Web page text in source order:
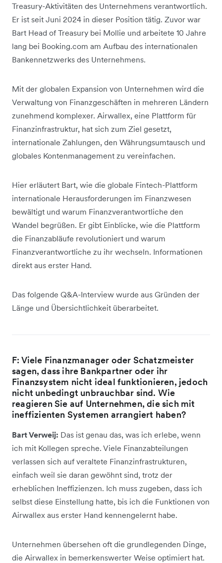
Treasury-Aktivitäten des Unternehmens verantwortlich.
Er ist seit Juni 2024 in dieser Position tätig. Zuvor war
Bart Head of Treasury bei Mollie und arbeitete 10 Jahre
lang bei Booking.com am Aufbau des internationalen
Bankennetzwerks des Unternehmens.
Mit der globalen Expansion von Unternehmen wird die
Verwaltung von Finanzgeschäften in mehreren Ländern
zunehmend komplexer. Airwallex, eine Plattform für
Finanzinfrastruktur, hat sich zum Ziel gesetzt,
internationale Zahlungen, den Währungsumtausch und
globales Kontenmanagement zu vereinfachen.
Hier erläutert Bart, wie die globale Fintech-Plattform
internationale Herausforderungen im Finanzwesen
bewältigt und warum Finanzverantwortliche den
Wandel begrüßen. Er gibt Einblicke, wie die Plattform
die Finanzabläufe revolutioniert und warum
Finanzverantwortliche zu ihr wechseln. Informationen
direkt aus erster Hand.
Das folgende Q&A-Interview wurde aus Gründen der
Länge und Übersichtlichkeit überarbeitet.
F: Viele Finanzmanager oder Schatzmeister
sagen, dass ihre Bankpartner oder ihr
Finanzsystem nicht ideal funktionieren, jedoch
nicht unbedingt unbrauchbar sind. Wie
reagieren Sie auf Unternehmen, die sich mit
ineffizienten Systemen arrangiert haben?
Bart Verweij: Das ist genau das, was ich erlebe, wenn
ich mit Kollegen spreche. Viele Finanzabteilungen
verlassen sich auf veraltete Finanzinfrastrukturen,
einfach weil sie daran gewöhnt sind, trotz der
erheblichen Ineffizienzen. Ich muss zugeben, dass ich
selbst diese Einstellung hatte, bis ich die Funktionen von
Airwallex aus erster Hand kennengelernt habe.
Unternehmen übersehen oft die grundlegenden Dinge,
die Airwallex in bemerkenswerter Weise optimiert hat.